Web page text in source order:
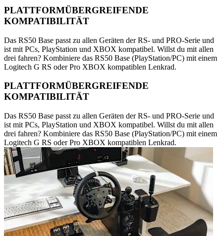
PLATTFORMÜBERGREIFENDE
KOMPATIBILITÄT
Das RS50 Base passt zu allen Geräten der RS- und PRO-Serie und
ist mit PCs, PlayStation und XBOX kompatibel. Willst du mit allen
drei fahren? Kombiniere das RS50 Base (PlayStation/PC) mit einem
Logitech G RS oder Pro XBOX kompatiblen Lenkrad.
PLATTFORMÜBERGREIFENDE
KOMPATIBILITÄT
Das RS50 Base passt zu allen Geräten der RS- und PRO-Serie und
ist mit PCs, PlayStation und XBOX kompatibel. Willst du mit allen
drei fahren? Kombiniere das RS50 Base (PlayStation/PC) mit einem
Logitech G RS oder Pro XBOX kompatiblen Lenkrad.